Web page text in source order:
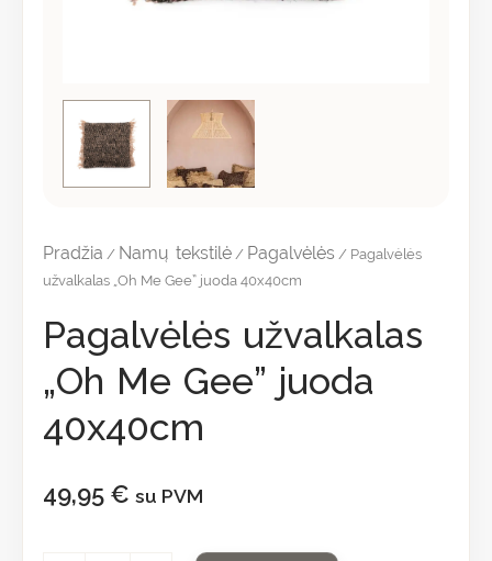
Pradžia / Namų tekstilė / Pagalvėlės / Pagalvėlės
užvalkalas „Oh Me Gee” juoda 40x40cm
Pagalvėlės užvalkalas
„Oh Me Gee” juoda
40x40cm
49,95 € su PVM